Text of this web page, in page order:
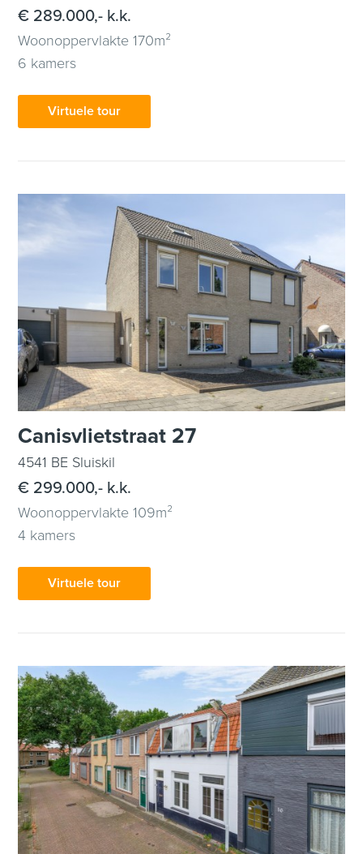
€ 289.000,- k.k.
Woonoppervlakte 170m²
6 kamers
Virtuele tour
Canisvlietstraat 27
4541 BE Sluiskil
€ 299.000,- k.k.
Woonoppervlakte 109m²
4 kamers
Virtuele tour